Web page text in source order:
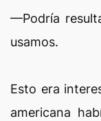
—Podría
usamos.
Esto era
americana